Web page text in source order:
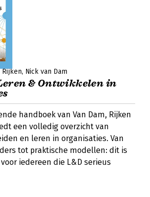
Rijken Nick van Dam
& Ontwikkelen in
handboek van Van Dam, Rijken
een volledig overzicht van
en leren in organisaties. Van
tot praktische modellen: dit is
iedereen die L&D serieus